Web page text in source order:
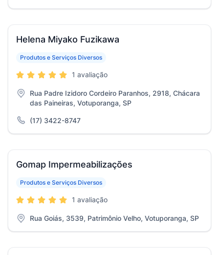
Helena Miyako Fuzikawa
Produtos e Serviços Diversos
1 avaliação
Rua Padre Izidoro Cordeiro Paranhos, 2918, Chácara
das Paineiras, Votuporanga, SP
(17) 3422-8747
Gomap Impermeabilizações
Produtos e Serviços Diversos
1 avaliação
Rua Goiás, 3539, Patrimônio Velho, Votuporanga, SP